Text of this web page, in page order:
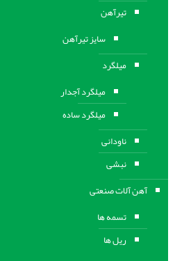
تیرآهن
سایز تیرآهن
میلگرد
میلگرد آجدار
میلگرد ساده
ناودانی
نبشی
آهن آلات صنعتی
تسمه ها
ریل ها